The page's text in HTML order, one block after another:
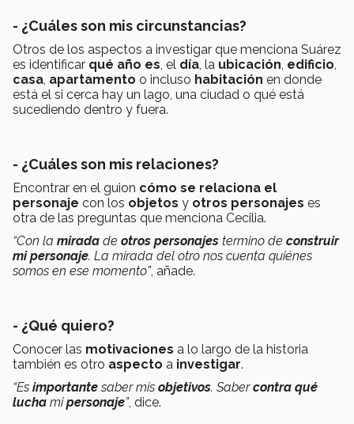
- ¿Cuáles son mis circunstancias?
Otros de los aspectos a investigar que menciona Suárez
es identificar qué año es , el día , la ubicación edificio
casa apartamento o incluso habitación en donde
está el si cerca hay un lago, una ciudad o qué está
sucediendo dentro y fuera.
- ¿Cuáles son mis relaciones?
Encontrar en el guion cómo se relaciona el
personaje con los objetos y otros personajes es
otra de las preguntas que menciona Cecilia.
“Con la mirada de otros personajes termino de construir
mi personaje. La mirada del otro nos cuenta quiénes
somos en ese momento”, añade.
- ¿Qué quiero?
Conocer las motivaciones a lo largo de la historia
también es otro aspecto a investigar.
“Es importantesaber mis objetivos. Sabercontra qué
lucha mipersonaje”, dice.